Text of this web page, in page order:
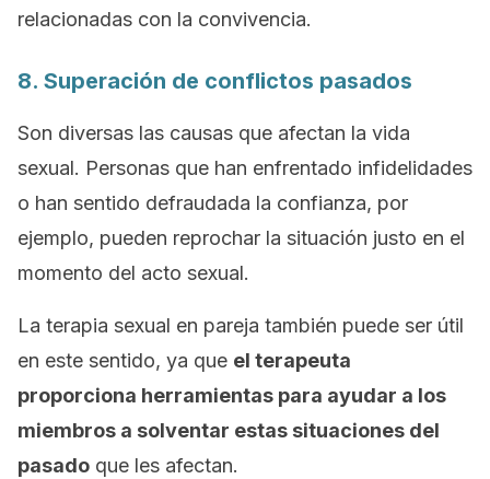
relacionadas con la convivencia.
8. Superación de conflictos pasados
Son diversas las causas que afectan la vida
sexual. Personas que han enfrentado infidelidades
o han sentido defraudada la confianza, por
ejemplo, pueden reprochar la situación justo en el
momento del acto sexual.
La terapia sexual en pareja también puede ser útil
en este sentido, ya que el terapeuta
proporciona herramientas para ayudar a los
miembros a solventar estas situaciones del
pasado que les afectan.